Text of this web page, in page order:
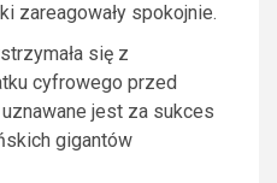
zareagowały spokojnie.
się z
cyfrowego przed
jest za sukces
gigantów